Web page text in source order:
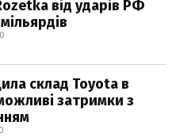
від ударів РФ
склад Toyota в
затримки з